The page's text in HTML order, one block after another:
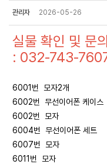
관리자 2026-05-26
실물 확인 및
: 032-743-
6001번 모자2개
6002번 무선이어폰 케이스
6002번 모자
6004번 무선이어폰 세트
6007번 모자
6011번 모자